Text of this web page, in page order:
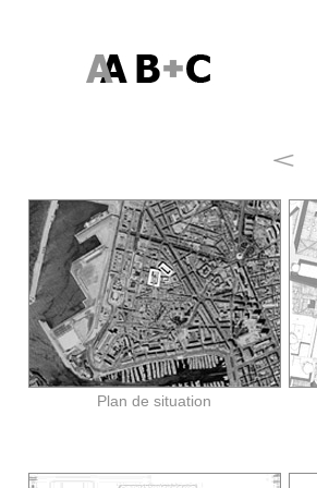
Plan de situation